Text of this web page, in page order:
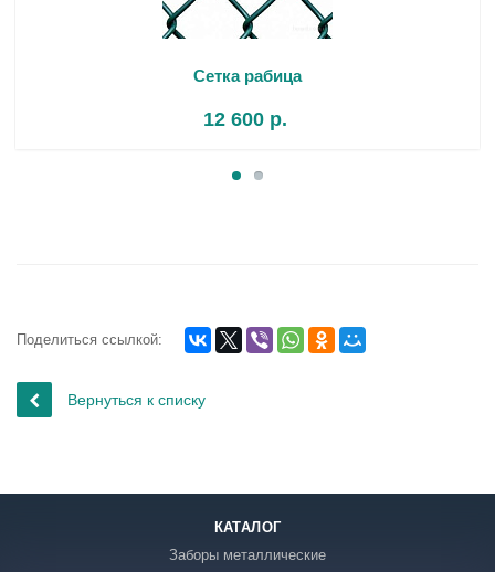
Сетка рабица
12 600 р.
Поделиться ссылкой:
Вернуться к списку
КАТАЛОГ
Заборы металлические